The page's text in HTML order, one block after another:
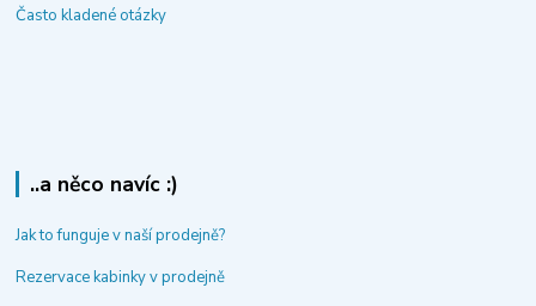
Často kladené otázky
..a něco navíc :)
Jak to funguje v naší prodejně?
Rezervace kabinky v prodejně